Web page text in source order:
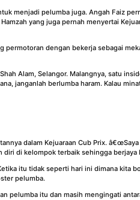
menjadi pelumba juga. Angah Faiz
yang juga pernah menyertai
dengan bekerja sebagai
Alam, Selangor. Malangnya, satu
janganlah berlumba haram. Kalau
dalam Kejuaraan Cub Prix.
di kelompok terbaik sehingga berjaya
itu tidak seperti hari ini dimana kita
pelumba.
pelumba itu dan masih mengingati